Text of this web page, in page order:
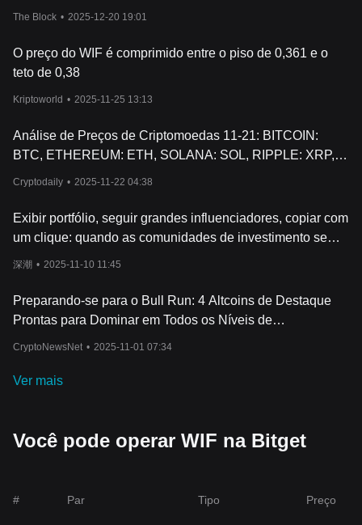
The Block • 2025-12-20 19:01
O preço do WIF é comprimido entre o piso de 0,361 e o
teto de 0,38
Kriptoworld • 2025-11-25 13:13
Análise de Preços de Criptomoedas 11-21: BITCOIN:
BTC, ETHEREUM: ETH, SOLANA: SOL, RIPPLE: XRP,
Cryptodaily • 2025-11-22 04:38
Exibir portfólio, seguir grandes influenciadores, copiar com
um clique: quando as comunidades de investimento se
tornam a nova infraestrutura financeira
深潮 • 2025-11-10 11:45
Preparando-se para o Bull Run: 4 Altcoins de Destaque
Prontas para Dominar em Todos os Níveis de
CryptoNewsNet • 2025-11-01 07:34
Ver mais
Você pode operar WIF na Bitget
# Par Tipo Preço